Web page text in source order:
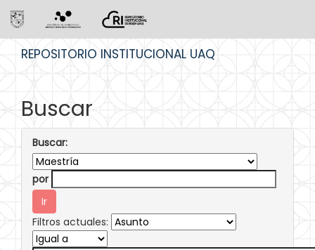
REPOSITORIO INSTITUCIONAL UAQ
Buscar
Buscar:
por
Filtros actuales: